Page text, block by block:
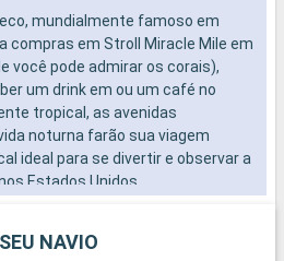
mundialmente famoso em
compras em Stroll Miracle Mile em
você pode admirar os corais),
um drink em ou um café no
tropical, as avenidas
noturna farão sua viagem
ideal para se divertir e observar a
Estados Unidos.
NAVIO